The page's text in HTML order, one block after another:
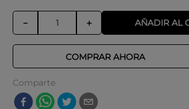
＋
－ AÑADIR AL
COMPRAR AHORA
Comparte